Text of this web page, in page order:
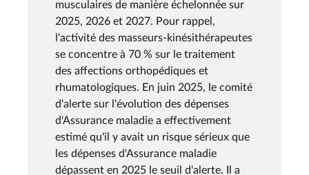
musculaires de manière échelonnée sur
2025, 2026 et 2027. Pour rappel,
l'activité des masseurs-kinésithérapeutes
se concentre à 70 % sur le traitement
des affections orthopédiques et
rhumatologiques. En juin 2025, le comité
d'alerte sur l'évolution des dépenses
d'Assurance maladie a effectivement
estimé qu'il y avait un risque sérieux que
les dépenses d'Assurance maladie
dépassent en 2025 le seuil d'alerte. Il a